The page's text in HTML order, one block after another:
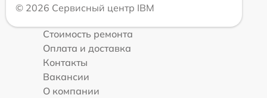
© 2026 Сервисный центр IBM
Стоимость ремонта
Оплата и доставка
Контакты
Вакансии
О компании